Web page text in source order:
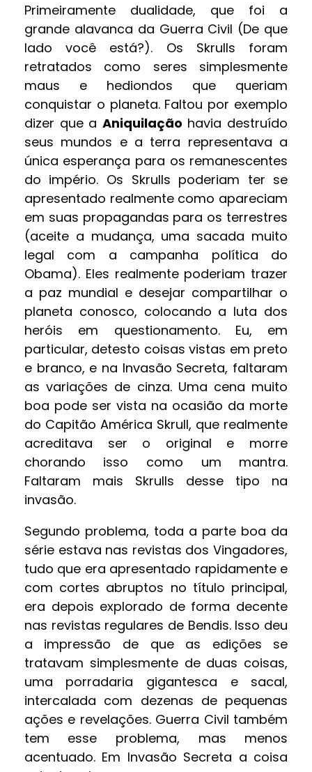
Primeiramente dualidade, que foi a
grande alavanca da Guerra Civil (De que
lado você está?). Os Skrulls foram
retratados como seres simplesmente
maus e hediondos que queriam
conquistar o planeta. Faltou por exemplo
dizer que a Aniquilação havia destruído
seus mundos e a terra representava a
única esperança para os remanescentes
do império. Os Skrulls poderiam ter se
apresentado realmente como apareciam
em suas propagandas para os terrestres
(aceite a mudança, uma sacada muito
legal com a campanha política do
Obama). Eles realmente poderiam trazer
a paz mundial e desejar compartilhar o
planeta conosco, colocando a luta dos
heróis em questionamento. Eu, em
particular, detesto coisas vistas em preto
e branco, e na Invasão Secreta, faltaram
as variações de cinza. Uma cena muito
boa pode ser vista na ocasião da morte
do Capitão América Skrull, que realmente
acreditava ser o original e morre
chorando isso como um mantra.
Faltaram mais Skrulls desse tipo na
invasão.
Segundo problema, toda a parte boa da
série estava nas revistas dos Vingadores,
tudo que era apresentado rapidamente e
com cortes abruptos no título principal,
era depois explorado de forma decente
nas revistas regulares de Bendis. Isso deu
a impressão de que as edições se
tratavam simplesmente de duas coisas,
uma porradaria gigantesca e sacal,
intercalada com dezenas de pequenas
ações e revelações. Guerra Civil também
tem esse problema, mas menos
acentuado. Em Invasão Secreta a coisa